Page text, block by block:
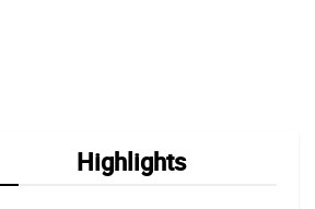
Highlights